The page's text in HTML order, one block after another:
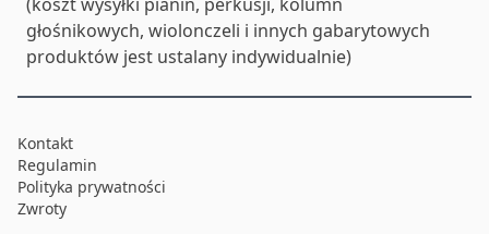
głośnikowych, wiolonczeli i innych gabarytowych
produktów jest ustalany indywidualnie)
Kontakt
Regulamin
Polityka prywatności
Zwroty